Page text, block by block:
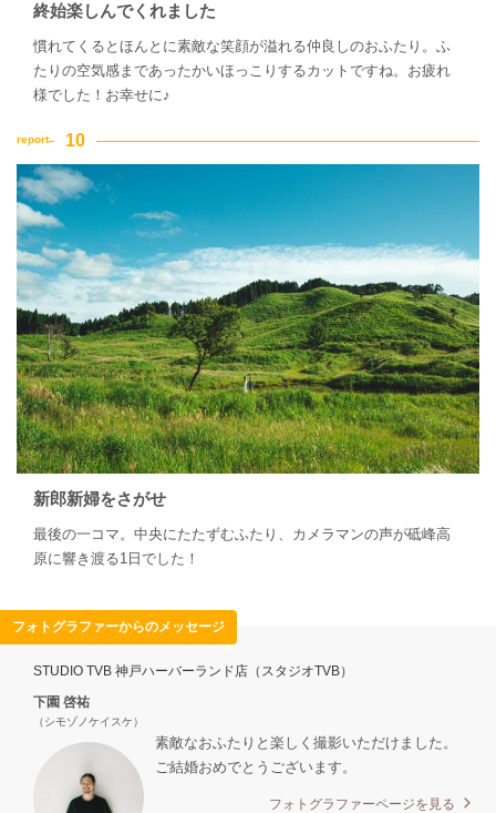
終始楽しんでくれました
慣れてくるとほんとに素敵な笑顔が溢れる仲良しのおふたり。ふ
たりの空気感まであったかいほっこりするカットですね。お疲れ
様でした！お幸せに♪
新郎新婦をさがせ
最後の一コマ。中央にたたずむふたり、カメラマンの声が砥峰高
原に響き渡る1日でした！
フォトグラファーからのメッセージ
STUDIO TVB 神戸ハーバーランド店（スタジオTVB）
下園 啓祐
（シモゾノケイスケ）
素敵なおふたりと楽しく撮影いただけました。
ご結婚おめでとうございます。
フォトグラファーページを見る